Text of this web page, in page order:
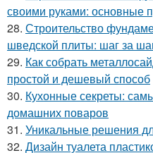
своими руками: основные
28. Строительство
шведской плиты: шаг за
29. Как собрать
простой и дешевый способ
30. Кухонные секреты:
домашних поваров
31. Уникальные решения
32. Дизайн туалета